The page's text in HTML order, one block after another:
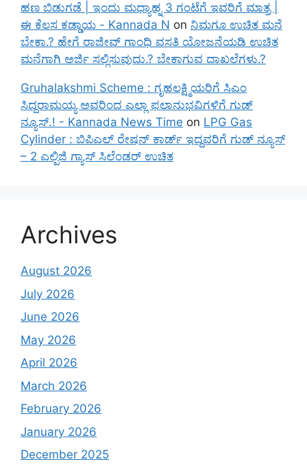
ಹಣ ಬಿಡುಗಡೆ | ಇಂದು ಮಧ್ಯಾಹ್ನ 3 ಗಂಟೆಗೆ ಇವರಿಗೆ ಮಾತ್ರ |
ಈ ಕೆಲಸ ಕಡ್ಡಾಯ - Kannada N on ನಿಮಗೂ ಉಚಿತ ಮನೆ
ಬೇಕಾ.? ಹೇಗೆ ರಾಜೀವ್ ಗಾಂಧಿ ವಸತಿ ಯೋಜನೆಯಡಿ ಉಚಿತ
ಮನೆಗಾಗಿ ಅರ್ಜಿ ಸಲ್ಲಿಸುವುದು.? ಬೇಕಾಗುವ ದಾಖಲೆಗಳು.?
Gruhalakshmi Scheme : ಗೃಹಲಕ್ಷ್ಮಿಯರಿಗೆ ಸಿಎಂ
ಸಿದ್ದರಾಮಯ್ಯ ಅವರಿಂದ ಎಲ್ಲಾ ಫಲಾನುಭವಿಗಳಿಗೆ ಗುಡ್
ನ್ಯೂಸ್.! - Kannada News Time on LPG Gas
Cylinder : ಬಿಪಿಎಲ್ ರೇಷನ್ ಕಾರ್ಡ್ ಇದ್ದವರಿಗೆ ಗುಡ್ ನ್ಯೂಸ್
– 2 ಎಲ್ಪಿಜಿ ಗ್ಯಾಸ್ ಸಿಲೆಂಡರ್ ಉಚಿತ
Archives
August 2026
July 2026
June 2026
May 2026
April 2026
March 2026
February 2026
January 2026
December 2025